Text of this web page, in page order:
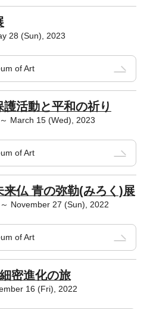
28 (Sun), 2023
of Art
活動と平和の祈り
March 15 (Wed), 2023
of Art
来仏 青の弥勒(みろく)展
November 27 (Sun), 2022
of Art
密進化の旅
16 (Fri), 2022